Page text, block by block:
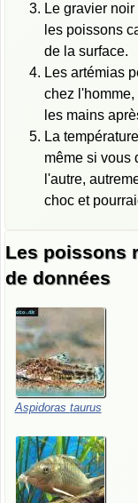
Le gravier
les poissons
de la surface.
Les artémias
chez l'homme,
les mains
La
même si vous
l'autre,
choc et
Les poissons
de données
Aspidoras taurus